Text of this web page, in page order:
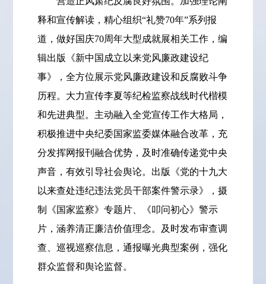
释和宣传解读，精心组织“礼赞70年”系列报
道，做好国庆70周年大型成就展相关工作，编
辑出版《新中国成立以来党风廉政建设纪
事》，全方位展示党风廉政建设和反腐败斗争
历程。大力宣传李夏等纪检监察战线时代楷模
和先进典型。主动融入全党宣传工作大格局，
积极推进中央纪委国家监委媒体融合改革，充
分发挥网报刊融合优势，及时准确传递党中央
声音，有效引导社会舆论。出版《党的十九大
以来查处违纪违法党员干部案件警示录》，摄
制《国家监察》专题片、《叩问初心》警示
片，涵养清正廉洁价值理念。及时发布审查调
查、巡视巡察信息，通报曝光典型案例，强化
群众监督和舆论监督。